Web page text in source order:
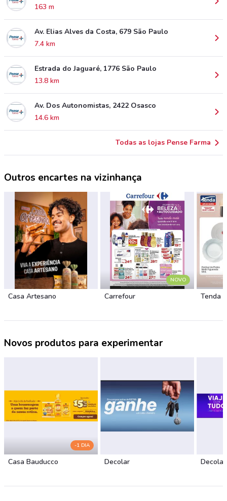
163 m
Av. Elias Alves da Costa, 679 São Paulo
7.4 km
Estrada do Jaguaré, 1776 São Paulo
13.8 km
Av. Dos Autonomistas, 2422 Osasco
14.6 km
Todas as lojas Pense Farma
Outros encartes na vizinhança
Casa Artesano
NOVO
Carrefour Tenda
Novos produtos para experimentar
-1 DIA
Casa Bauducco Decolar Decolar